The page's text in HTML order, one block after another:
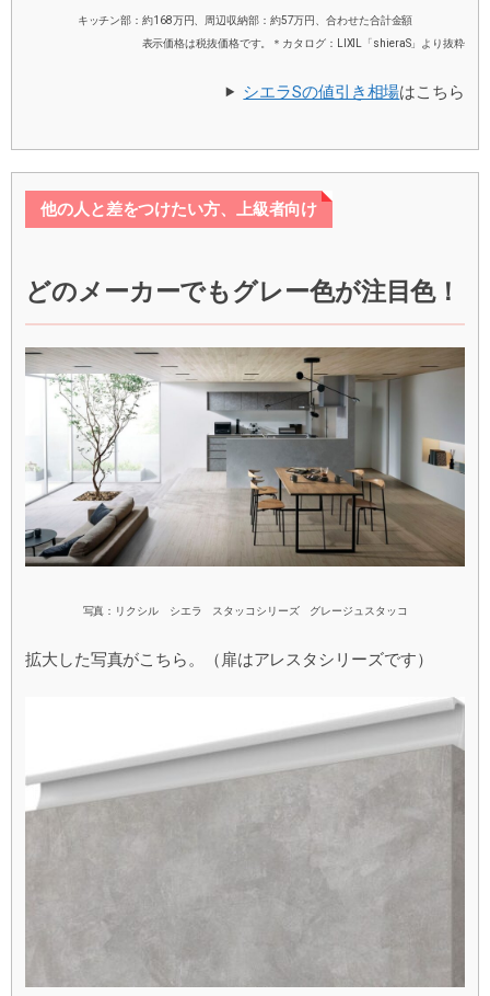
キッチン部：約168万円、周辺収納部：約57万円、合わせた合計金額
表示価格は税抜価格です。＊カタログ：LIXIL「shieraS」より抜粋
シエラSの値引き相場はこちら
他の人と差をつけたい方、上級者向け
どのメーカーでもグレー色が注目色！
写真：リクシル シエラ スタッコシリーズ グレージュスタッコ
拡大した写真がこちら。（扉はアレスタシリーズです）